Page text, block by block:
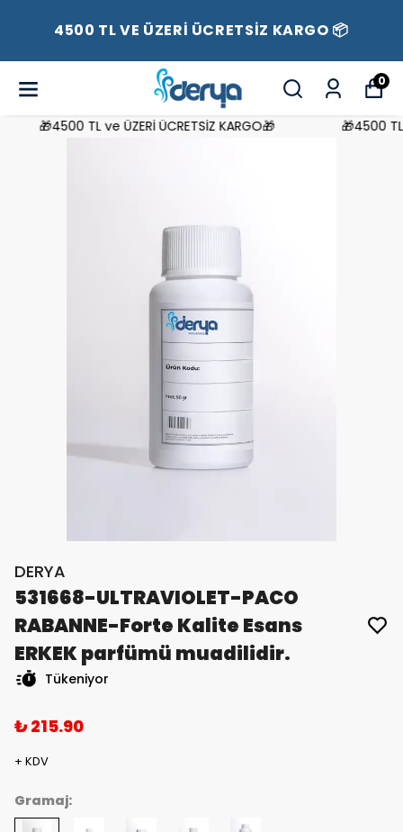
4500 TL VE ÜZERİ ÜCRETSİZ KARGO 📦
0
🎁4500 TL ve ÜZERİ ÜCRETSİZ KARGO🎁 🎁4500 TL
DERYA
531668-ULTRAVIOLET-PACO
RABANNE-Forte Kalite Esans
ERKEK parfümü muadilidir.
Tükeniyor
₺ 215.90
+ KDV
Gramaj: